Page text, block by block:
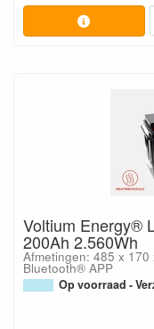
Voltium Energy®
200Ah 2.560Wh
Afmetingen: 485 x
Bluetooth® APP
Op voorraad -